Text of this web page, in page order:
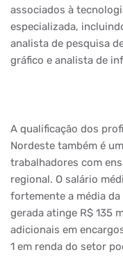
associados à
especializada,
analista de pesquisa
gráfico e analista de
A qualificação dos
Nordeste também é
trabalhadores com
regional. O salário
fortemente a média da
gerada atinge R$ 135
adicionais em
1 em renda do setor